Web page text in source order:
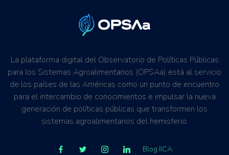
La plataforma digital del Observatorio de Políticas Públicas
para los Sistemas Agroalimentarios (OPSAa) está al servicio
de los países de las Américas como un punto de encuentro
para el intercambio de conocimientos e impulsar la nueva
generación de políticas públicas que transformen los
sistemas agroalimentarios del hemisferio.
Blog IICA